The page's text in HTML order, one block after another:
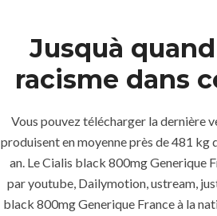
Jusquà
racisme dans
Vous pouvez télécharger la dernière
produisent en moyenne près de 481 kg
an. Le Cialis black 800mg Generique
par youtube, Dailymotion, ustream,
black 800mg Generique France à la